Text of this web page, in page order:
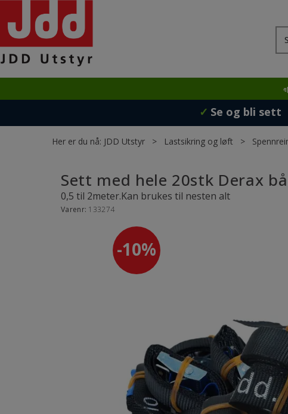
✓ Se og bli sett
Her er du nå: JDD Utstyr > Lastsikring og løft >
Sett med hele 20stk Derax
0,5 til 2meter.Kan brukes til nesten alt
Varenr: 133274
10%